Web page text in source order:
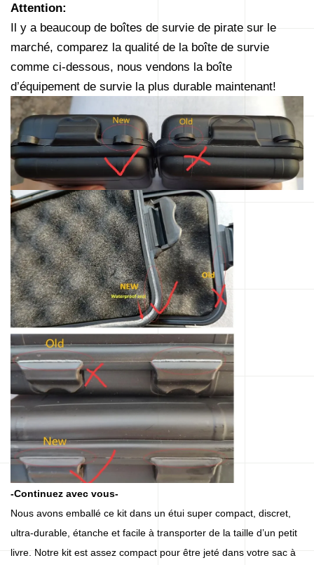
Attention:
Il y a beaucoup de boîtes de survie de pirate sur le
marché, comparez la qualité de la boîte de survie
comme ci-dessous, nous vendons la boîte
d’équipement de survie la plus durable maintenant!
-Continuez avec vous-
Nous avons emballé ce kit dans un étui super compact, discret,
ultra-durable, étanche et facile à transporter de la taille d’un petit
livre. Notre kit est assez compact pour être jeté dans votre sac à